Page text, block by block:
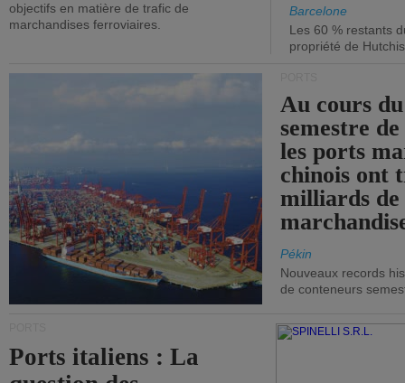
objectifs en matière de trafic de
marchandises ferroviaires.
Barcelone
Les 60 % restants
propriété de
Au cours
semestre
les ports
chinois ont
milliards de
Pékin
Nouveaux records
de conteneurs
Ports italiens : La